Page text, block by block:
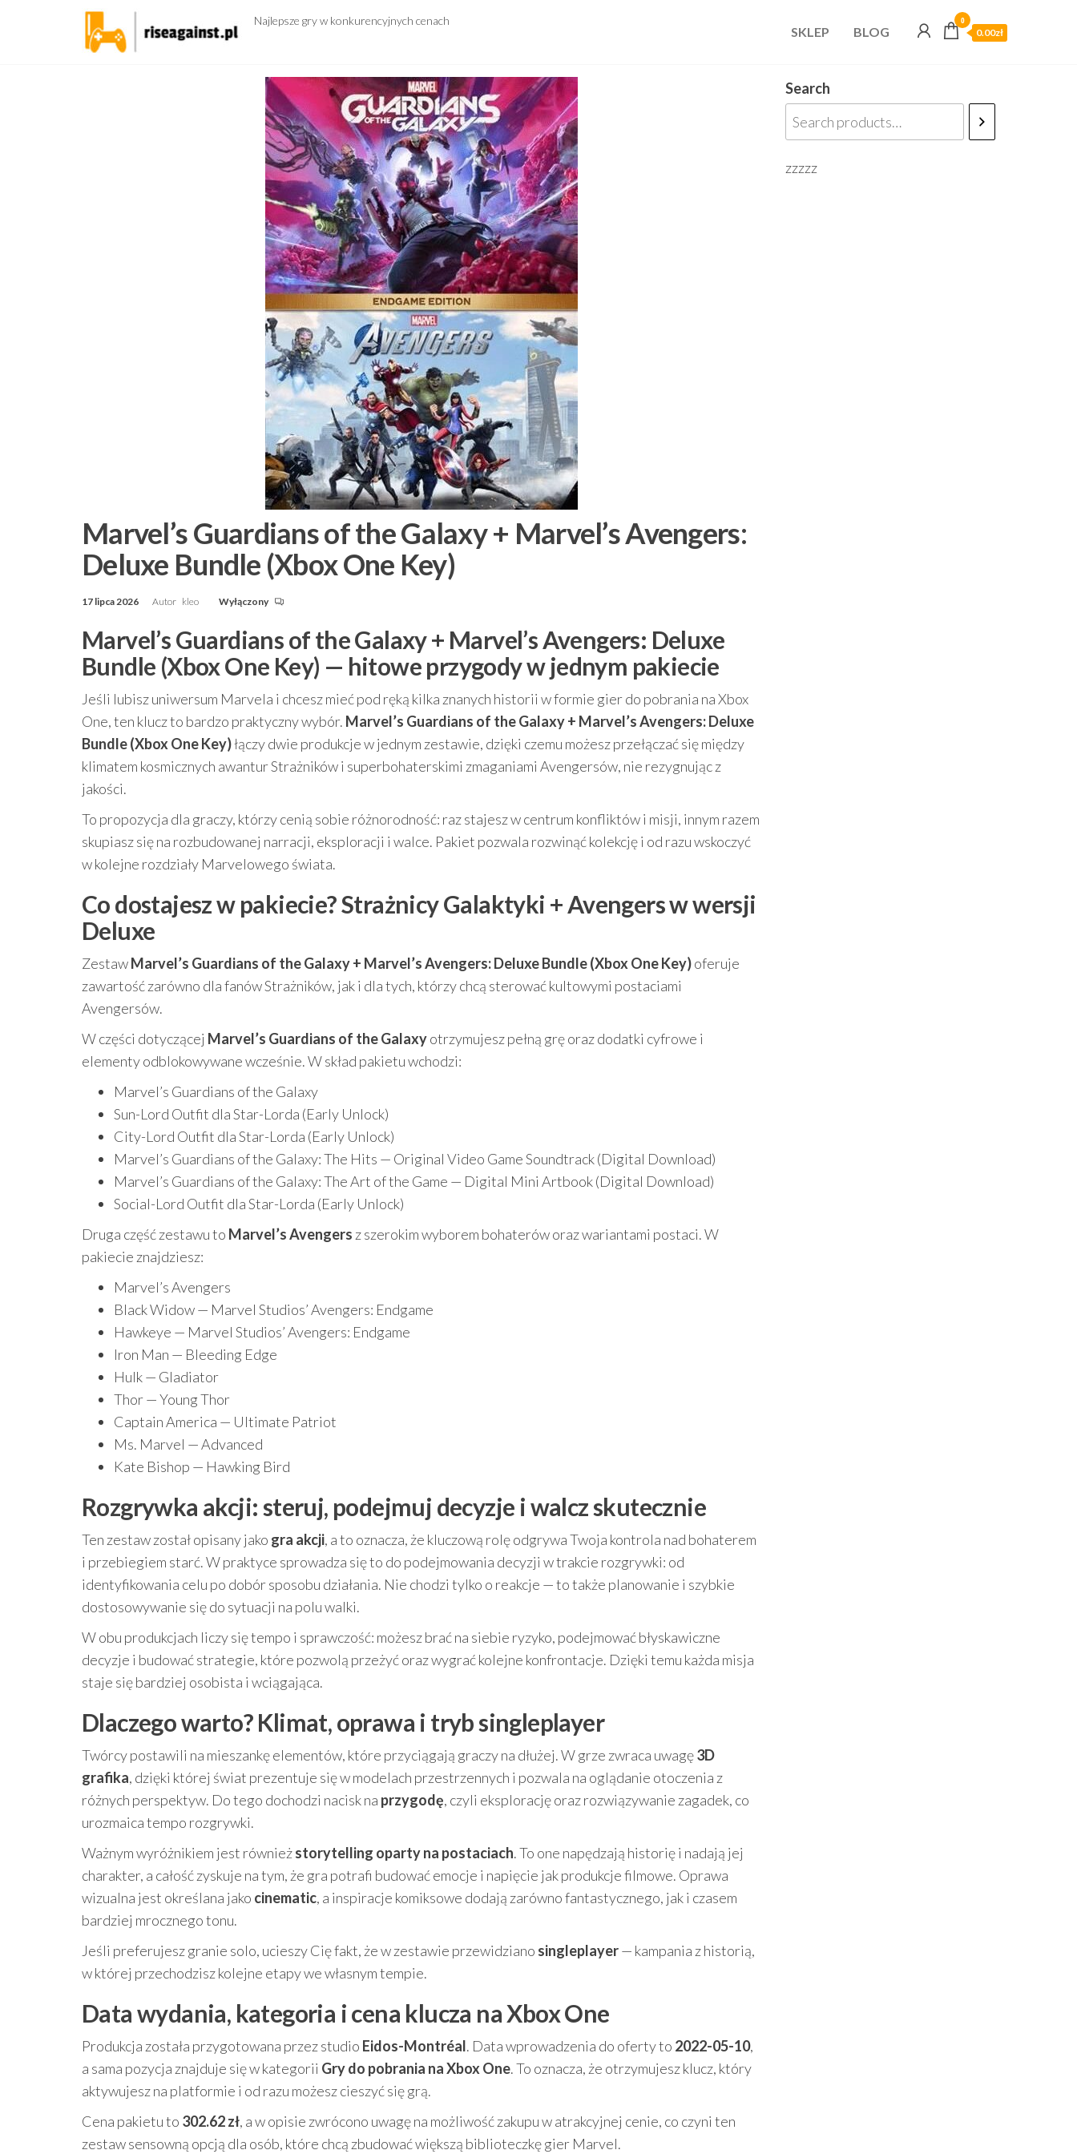
Najlepsze gry w konkurencyjnych cenach
SKLEP BLOG
0
0.00zł
Marvel’s Guardians of the Galaxy + Marvel’s Avengers:
Deluxe Bundle (Xbox One Key)
17 lipca 2026 Autor kleo Wyłączony
Marvel’s Guardians of the Galaxy + Marvel’s Avengers: Deluxe
Bundle (Xbox One Key) — hitowe przygody w jednym pakiecie
Jeśli lubisz uniwersum Marvela i chcesz mieć pod ręką kilka znanych historii w formie gier do pobrania na Xbox
One, ten klucz to bardzo praktyczny wybór. Marvel’s Guardians of the Galaxy + Marvel’s Avengers: Deluxe
Bundle (Xbox One Key)łączy dwie produkcje w jednym zestawie, dzięki czemu możesz przełączać się między
klimatem kosmicznych awantur Strażników i superbohaterskimi zmaganiami Avengersów, nie rezygnując z
jakości.
To propozycja dla graczy, którzy cenią sobie różnorodność: raz stajesz w centrum konfliktów i misji, innym razem
skupiasz się na rozbudowanej narracji, eksploracji i walce. Pakiet pozwala rozwinąć kolekcję i od razu wskoczyć
w kolejne rozdziały Marvelowego świata.
Co dostajesz w pakiecie? Strażnicy Galaktyki + Avengers w wersji
Deluxe
ZestawMarvel’s Guardians of the Galaxy + Marvel’s Avengers: Deluxe Bundle (Xbox One Key)oferuje
zawartość zarówno dla fanów Strażników, jak i dla tych, którzy chcą sterować kultowymi postaciami
Avengersów.
W części dotyczącej Marvel’s Guardians of the Galaxyotrzymujesz pełną grę oraz dodatki cyfrowe i
elementy odblokowywane wcześnie. W skład pakietu wchodzi:
Marvel’s Guardians of the Galaxy
Sun-Lord Outfit dla Star-Lorda (Early Unlock)
City-Lord Outfit dla Star-Lorda (Early Unlock)
Marvel’s Guardians of the Galaxy: The Hits — Original Video Game Soundtrack (Digital Download)
Marvel’s Guardians of the Galaxy: The Art of the Game — Digital Mini Artbook (Digital Download)
Social-Lord Outfit dla Star-Lorda (Early Unlock)
Druga część zestawu to Marvel’s Avengers z szerokim wyborem bohaterów oraz wariantami postaci. W
pakiecie znajdziesz:
Marvel’s Avengers
Black Widow — Marvel Studios’ Avengers: Endgame
Hawkeye — Marvel Studios’ Avengers: Endgame
Iron Man — Bleeding Edge
Hulk — Gladiator
Thor — Young Thor
Captain America — Ultimate Patriot
Ms. Marvel — Advanced
Kate Bishop — Hawking Bird
Rozgrywka akcji: steruj, podejmuj decyzje i walcz skutecznie
Ten zestaw został opisany jako gra akcji, a to oznacza, że kluczową rolę odgrywa Twoja kontrola nad bohaterem
i przebiegiem starć. W praktyce sprowadza się to do podejmowania decyzji w trakcie rozgrywki: od
identyfikowania celu po dobór sposobu działania. Nie chodzi tylko o reakcje — to także planowanie i szybkie
dostosowywanie się do sytuacji na polu walki.
W obu produkcjach liczy się tempo i sprawczość: możesz brać na siebie ryzyko, podejmować błyskawiczne
decyzje i budować strategie, które pozwolą przeżyć oraz wygrać kolejne konfrontacje. Dzięki temu każda misja
staje się bardziej osobista i wciągająca.
Dlaczego warto? Klimat, oprawa i tryb singleplayer
Twórcy postawili na mieszankę elementów, które przyciągają graczy na dłużej. W grze zwraca uwagę3D
grafika, dzięki której świat prezentuje się w modelach przestrzennych i pozwala na oglądanie otoczenia z
różnych perspektyw. Do tego dochodzi nacisk na przygodę, czyli eksplorację oraz rozwiązywanie zagadek, co
urozmaica tempo rozgrywki.
Ważnym wyróżnikiem jest równieżstorytelling oparty na postaciach. To one napędzają historię i nadają jej
charakter, a całość zyskuje na tym, że gra potrafi budować emocje i napięcie jak produkcje filmowe. Oprawa
wizualna jest określana jako cinematic, a inspiracje komiksowe dodają zarówno fantastycznego, jak i czasem
bardziej mrocznego tonu.
Jeśli preferujesz granie solo, ucieszy Cię fakt, że w zestawie przewidziano singleplayer— kampania z historią,
w której przechodzisz kolejne etapy we własnym tempie.
Data wydania, kategoria i cena klucza na Xbox One
Produkcja została przygotowana przez studio Eidos-Montréal. Data wprowadzenia do oferty to 2022-05-10,
a sama pozycja znajduje się w kategorii Gry do pobrania na Xbox One. To oznacza, że otrzymujesz klucz, który
aktywujesz na platformie i od razu możesz cieszyć się grą.
Cena pakietu to 302.62 zł, a w opisie zwrócono uwagę na możliwość zakupu w atrakcyjnej cenie, co czyni ten
zestaw sensowną opcją dla osób, które chcą zbudować większą biblioteczkę gier Marvel.
Search
zzzzz